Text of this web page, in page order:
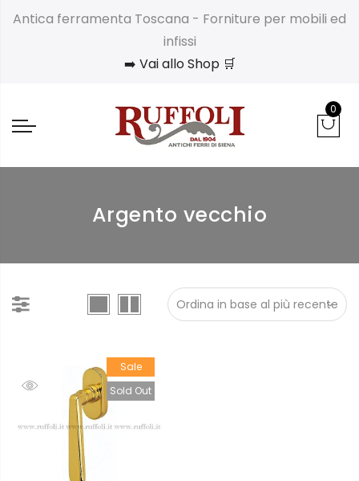
Antica ferramenta Toscana - Forniture per mobili ed
infissi
➡️ Vai allo Shop 🛒
0
Argento vecchio
Sale
Sold Out